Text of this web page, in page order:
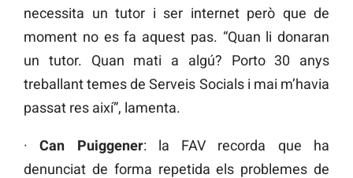
necessita un tutor i ser internet però que de
moment no es fa aquest pas. “Quan li donaran
un tutor. Quan mati a algú? Porto 30 anys
treballant temes de Serveis Socials i mai m’havia
passat res així”, lamenta.
·Can Puiggener: la FAV recorda que ha
denunciat de forma repetida els problemes de